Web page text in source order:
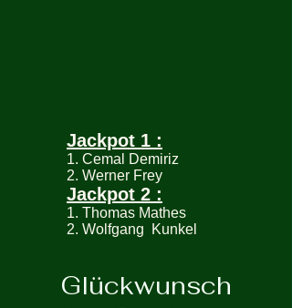
Jackpot 1 :
1. Cemal Demiriz
2. Werner Frey
Jackpot 2 :
1. Thomas Mathes
2. Wolfgang Kunkel
Glückwunsch